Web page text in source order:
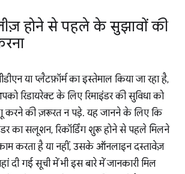
होने से पहले के सुझावों की
या प्लैटफ़ॉर्म का इस्तेमाल किया जा रहा है,
रिडायरेक्ट के लिए रिमाइंडर की सुविधा को
करने की ज़रूरत न पड़े. यह जानने के लिए कि
का सलूशन, रिकॉर्डिंग शुरू होने से पहले मिलने
करता है या नहीं, उसके ऑनलाइन दस्तावेज़
दी गई सूची में भी इस बारे में जानकारी मिल